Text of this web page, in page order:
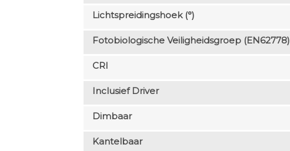
Lichtspreidingshoek (°)
Fotobiologische Veiligheidsgroep (EN62778)
CRI
Inclusief Driver
Dimbaar
Kantelbaar